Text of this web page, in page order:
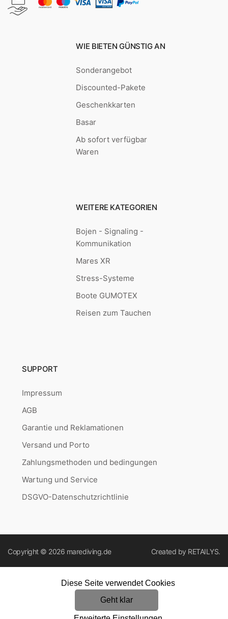
WIE BIETEN GÜNSTIG AN
Sonderangebot
Discounted-Pakete
Geschenkkarten
Basar
Ab sofort verfügbar
Waren
WEITERE KATEGORIEN
Bojen - Signaling -
Kommunikation
Mares XR
Stress-Systeme
Boote GUMOTEX
Reisen zum Tauchen
SUPPORT
Impressum
AGB
Garantie und Reklamationen
Versand und Porto
Zahlungsmethoden und bedingungen
Wartung und Service
DSGVO-Datenschutzrichtlinie
Copyright © 2026 marediving.de Created by RETAILYS.
Diese Seite verwendet Cookies
Geht klar